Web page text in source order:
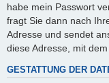
habe mein Passwort
fragt Sie dann nach
Adresse und sendet
diese Adresse, mit
GESTATTUNG DER